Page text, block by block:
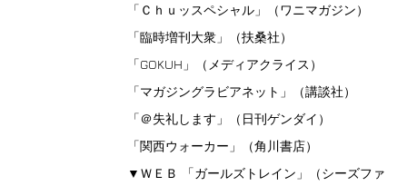
「Ｃｈｕッスペシャル」（ワニマガジン）
「臨時増刊大衆」（扶桑社）
「GOKUH」（メディアクライス）
「マガジングラビアネット」（講談社）
「＠失礼します」（日刊ゲンダイ）
「関西ウォーカー」（角川書店）
▼ＷＥＢ 「ガールズトレイン」（シーズファク